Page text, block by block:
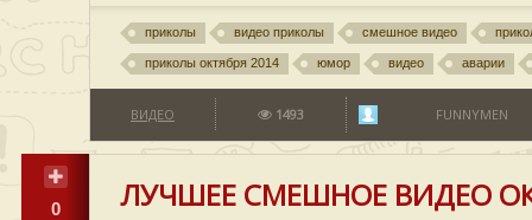
приколы видео приколы смешное видео
приколы октября 2014 юмор видео аварии
ВИДЕО 1493 FUNNYMEN
0 ЛУЧШЕЕ СМЕШНОЕ ВИДЕО